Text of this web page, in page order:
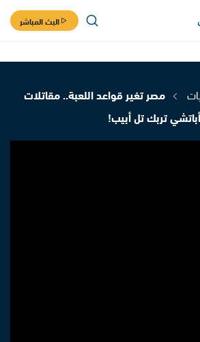
البث المباشر
مصر تغير قواعد اللعبة.. مقاتلات
تربك تل أبيب!